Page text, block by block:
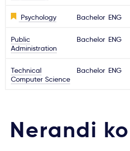
Psychology Bachelor ENG
Public
Administration
Bachelor ENG
Technical
Computer Science
Bachelor ENG
Nerandi